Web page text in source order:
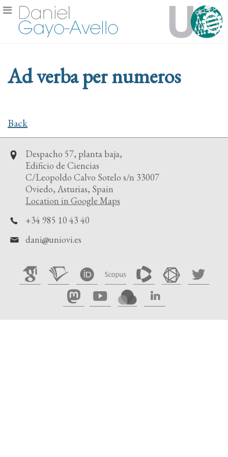
Ad verba per numeros
Back
Despacho 57, planta baja,
Edificio de Ciencias
C/Leopoldo Calvo Sotelo s/n 33007
Oviedo, Asturias, Spain
Location in Google Maps
+34 985 10 43 40
dani
uniovi.es